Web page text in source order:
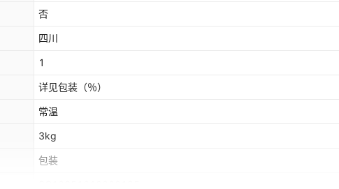
否
四川
1
详见包装 （％）
常温
3kg
包装